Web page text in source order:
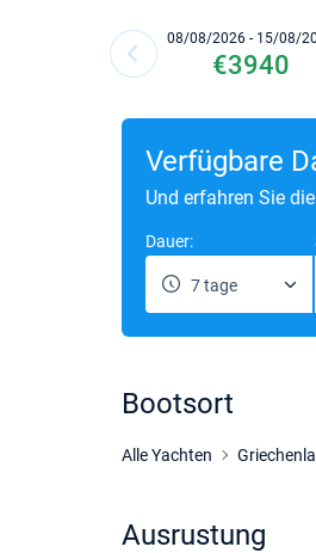
08/08/2026 - 15/08/
€3940
Verfügbare
Und erfahren Sie
Dauer:
7 tage
Bootsort
Alle Yachten
Ausrustung